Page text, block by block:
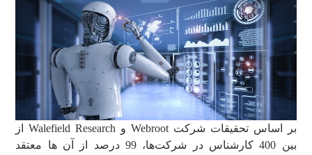
بر اساس تحقیقات شرکت Webroot و Walefield Research از
بین 400 کارشناس در شرکت‌ها، 99 درصد از آن ها معتقد